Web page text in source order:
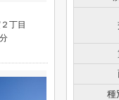
種
丁目